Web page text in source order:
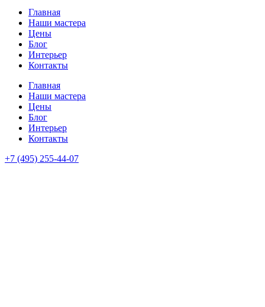
Главная
Наши мастера
Цены
Блог
Интерьер
Контакты
Главная
Наши мастера
Цены
Блог
Интерьер
Контакты
+7 (495) 255-44-07